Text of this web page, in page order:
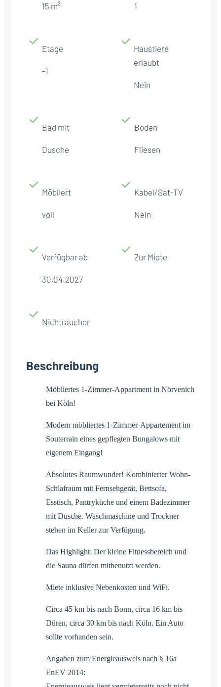
15 m² 1
Etage
-1
Haustiere
erlaubt
Nein
Bad mit
Dusche
Boden
Fliesen
Möbliert
voll
Kabel/Sat-TV
Nein
Verfügbar ab
30.04.2027
Zur Miete
Nichtraucher
Beschreibung
Möbliertes 1-Zimmer-Appartment in Nörvenich
bei Köln!
Modern möbliertes 1-Zimmer-Appartement im
Souterrain eines gepflegten Bungalows mit
eigenem Eingang!
Absolutes Raumwunder! Kombinierter Wohn-
Schlafraum mit Fernsehgerät, Bettsofa,
Esstisch, Pantryküche und einem Badezimmer
mit Dusche. Waschmaschine und Trockner
stehen im Keller zur Verfügung.
Das Highlight: Der kleine Fitnessbereich und
die Sauna dürfen mitbenutzt werden.
Miete inklusive Nebenkosten und WiFi.
Circa 45 km bis nach Bonn, circa 16 km bis
Düren, circa 30 km bis nach Köln. Ein Auto
sollte vorhanden sein.
Angaben zum Energieausweis nach § 16a
EnEV 2014: